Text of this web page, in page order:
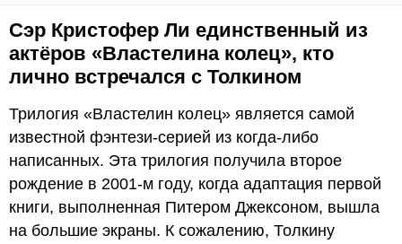
Сэр Кристофер Ли единственный из
актёров «Властелина колец», кто
лично встречался с Толкином
Трилогия «Властелин колец» является самой
известной фэнтези-серией из когда-либо
написанных. Эта трилогия получила второе
рождение в 2001-м году, когда адаптация первой
книги, выполненная Питером Джексоном, вышла
на большие экраны. К сожалению, Толкину